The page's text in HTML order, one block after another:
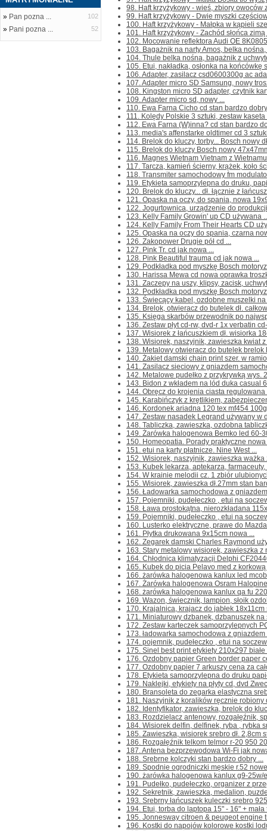
» Pan pozna ... 102
» Pani pozna ... 52
98. Haft krzyżykowy - wieś, zbiory owoców
99. Haft krzyżykowy - Dwie myszki
100. Haft krzyżykowy - Małpka w kąpieli
101. Haft krzyżykowy - Zachód słońca
102. Mocowanie reflektora Audi OE
103. Bagażnik na narty Amos, belka
104. Thule belka nośna, bagażnik z
105. Etui, nakładka, osłonka na końcówkę
106. Adapter, zasilacz csd0600300g ac
107. Adapter micro SD Samsung, nowy
108. Kingston micro SD adapter, czytnik
109. Adapter micro sd, nowy ...
110. Ewa Farna Cicho cd stan bardzo
111. Kolędy Polskie 3 sztuki, zestaw
112. Ewa Farna (W)inna? cd stan bardzo
113. media's affenstarke oldtimer cd 3
114. Brelok do kluczy, torby... Bosch nowy
115. Brelok do kluczy Bosch nowy
116. Magnes Wietnam Vietnam z
117. Tarcza, kamień ścierny, krążek, koło
118. Transmiter samochodowy fm
119. Etykieta samoprzylepna do druku,
120. Brelok do kluczy... dł. łącznie z
121. Opaska na oczy, do spania, nowa
122. Jogurtownica, urządzenie do
123. Kelly Family Growin' up CD używana
124. Kelly Family From Their Hearts CD
125. Opaska na oczy do spania, czarna
126. Zakopower Drugie pół cd ...
127. Pink Tr. cd jak nowa ...
128. Pink Beautiful trauma cd jak nowa ...
129. Podkładka pod myszkę Bosch
130. Harissa Mewa cd nowa oprawka
131. Zaczepy na uszy, klipsy, zacisk,
132. Podkładka pod myszkę Bosch
133. Świecący kabel, ozdobne muszelki
134. Brelok, otwieracz do butelek dł.
135. Księga skarbów przewodnik po
136. Zestaw płyt cd-rw, dvd-r 1x verbatin
137. Wisiorek z łańcuszkiem dł. wisiorka
138. Wisiorek, naszyjnik, zawieszka kwiat
139. Metalowy otwieracz do butelek brelok
140. Żakiet damski chain print szer. w
141. Zasilacz sieciowy z gniazdem
142. Metalowe pudełko z przykrywką wys.
143. Bidon z wkładem na lód duka casual
144. Obręcz do krojenia ciasta regulowana
145. Karabińczyk z krętlikiem,
146. Kordonek ariadna 120 tex mf454
147. Zestaw nasadek Legrand używany w
148. Tabliczka, zawieszka, ozdobna
149. Żarówka halogenowa Bemko led 60-
150. Homeopatia. Porady praktyczne nowa
151. etui na karty płatnicze. Nine West ...
152. Wisiorek, naszyjnik, zawieszka ważka
153. Kubek lekarza, aptekarza,
154. W krainie melodii cz. 1 zbiór
155. Wisiorek, zawieszka dł.27mm stan
156. Ładowarka samochodowa z
157. Pojemniki, pudełeczko , etui na
158. Ława prostokątna, nierozkładana
159. Pojemniki, pudełeczko , etui na
160. Lusterko elektryczne, prawe do
161. Płytka drukowana 9x15cm nowa ...
162. Zegarek damski Charles Raymond
163. Stary metalowy wisiorek, zawieszka z
164. Chłodnica klimatyzacji Delphi
165. Kubek do picia Pelavo med z
166. żarówka halogenowa kanlux led
167. Żarówka halogenowa Osram
168. żarówka halogenowa kanlux qa fu
169. Wazon, świecznik, lampion, słoik
170. Krajalnica, krajacz do jabłek
171. Miniaturowy dzbanek, dzbanuszek na
172. Zestaw karteczek samoprzylepnych
173. ładowarka samochodowa z
174. pojemnik, pudełeczko , etui na
175. Sinel best print etykiety 210x297 białe
176. Ozdobny papier Green border paper
177. Ozdobny papier 7 arkuszy cena za
178. Etykieta samoprzylepna do druku
179. Naklejki, etykiety na płyty cd, dvd
180. Bransoleta do zegarka elastyczna
181. Naszyjnik z koralików ręcznie robiony
182. Identyfikator, zawieszka, brelok do
183. Rozdzielacz antenowy, rozgałęźnik,
184. Wisiorek delfin, delfinek, ryba , rybka
185. Zawieszka, wisiorek srebro dł. 2,8cm
186. Rozgałęźnik telkom telmor r-20 950
187. Antena bezprzewodowa Wi-Fi jak
188. Srebrne kolczyki stan bardzo dobry ...
189. Spodnie ogrodniczki męskie r.52
190. żarówka halogenowa kanlux g9-25w/
191. Pudełko, pudełeczko, organizer z
192. Sekretnik, zawieszka, medalion,
193. Srebrny łańcuszek kuleczki srebro
194. Etui, torba do laptopa 15" - 16" + mała
195. Jonnesway citroen & peugeot engine
196. Kostki do napojów kolorowe kostki